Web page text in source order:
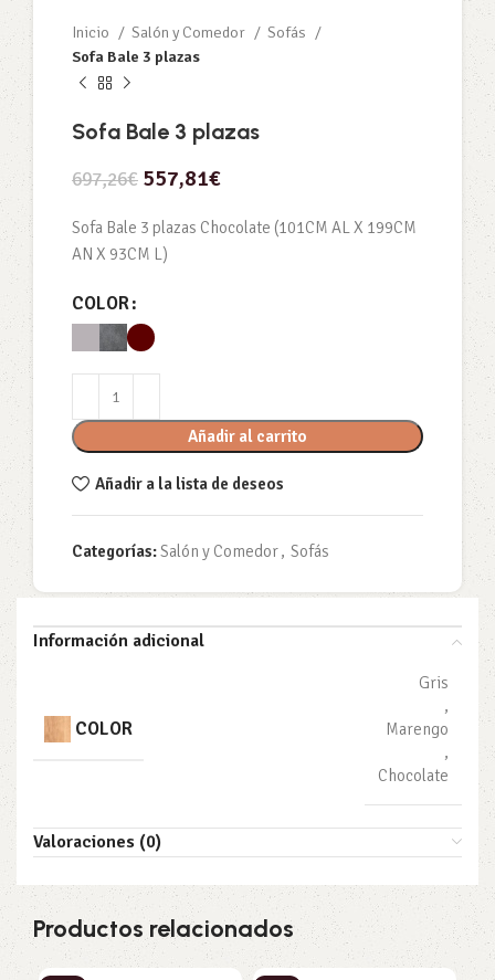
Inicio Salón y Comedor
Sofás
Sofa Bale 3 plazas
Sofa Bale 3 plazas
697,26€ 557,81€
Sofa Bale 3 plazas Chocolate (101CM AL X 199CM
AN X 93CM L)
COLOR
Añadir al carrito
Añadir a la lista de deseos
Categorías:Salón y Comedor, Sofás
Información adicional
COLOR
Gris
,
Marengo
,
Chocolate
Valoraciones (0)
Productos relacionados